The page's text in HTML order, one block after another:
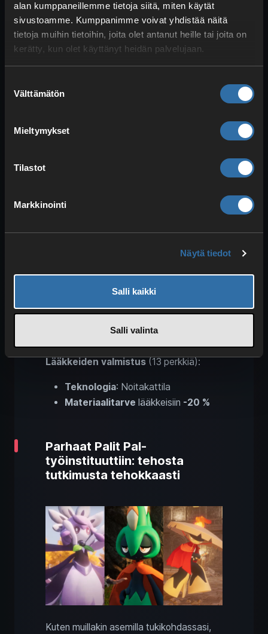
alan kumppaneillemme tietoja siitä, miten käytät
sivustoamme. Kumppanimme voivat yhdistää näitä
tietoja muihin tietoihin, joita olet antanut heille tai joita on
kerätty, kun olet käyttänyt heidän palvelujaan.
valinta
Välttämätön
Mieltymykset
Tilastot
Markkinointi
Näytä tiedot
Salli kaikki
Salli valinta
Teknologia : Sähköpylväs
Sähkön varastointikapasiteetti
+70 %
Retkien kesto -20 %
Retkien kesto -15 %
Teknologia: Lumiukko
Haudontanopeus +30 %
Lääkkeiden valmistus (13 perkkiä):
Teknologia: Noitakattila
Materiaalitarve lääkkeisiin -20 %
Parhaat Palit Pal-
työinstituuttiin: tehosta
tutkimusta tehokkaasti
Kuten muillakin asemilla tukikohdassasi,